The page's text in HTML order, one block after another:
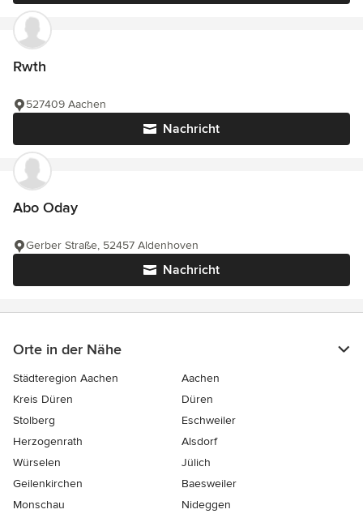
Rwth
Nachricht
527409 Aachen
Abo Oday
Nachricht
Gerber Straße, 52457 Aldenhoven
Orte in der Nähe
Städteregion Aachen
Aachen
Kreis Düren
Düren
Stolberg
Eschweiler
Herzogenrath
Alsdorf
Würselen
Jülich
Geilenkirchen
Baesweiler
Monschau
Nideggen